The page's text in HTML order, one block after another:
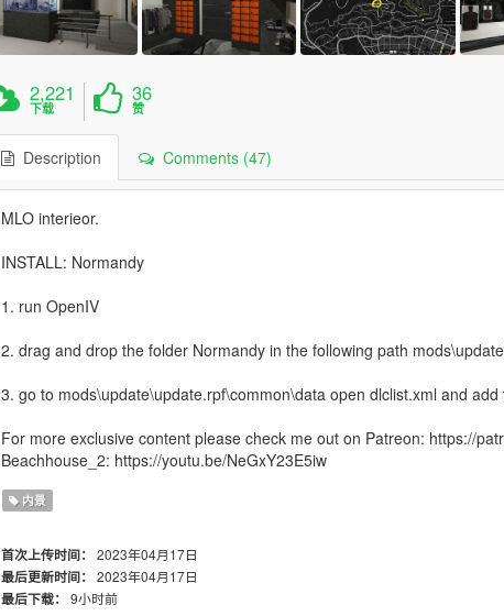
2,221
下载
36
赞
Description Comments (47)
MLO interieor.
INSTALL: Normandy
1. run OpenIV
2. drag and drop the folder Normandy in the following path
3. go to mods\update\update.rpf\common\data open dlclist.xml and
For more exclusive content please check me out on Patreon: https://
Beachhouse_2: https://youtu.be/NeGxY23E5iw
内景
首次上传时间： 2023年04月17日
最后更新时间： 2023年04月17日
最后下载： 9小时前